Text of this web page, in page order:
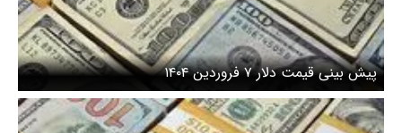
پیش بینی قیمت دلار ۷ فروردین ۱۴۰۴